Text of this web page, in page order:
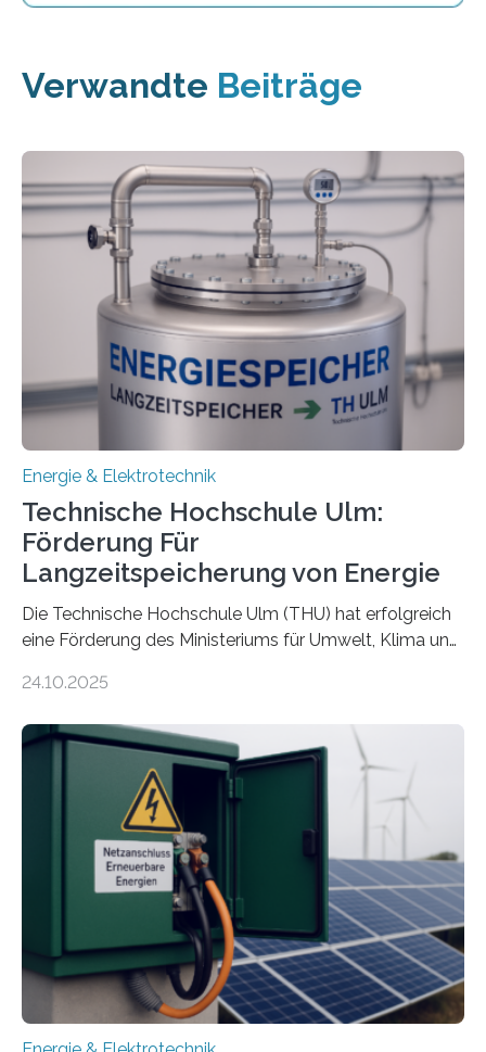
Verwandte Beiträge
Energie & Elektrotechnik
Technische Hochschule Ulm:
Förderung Für
Langzeitspeicherung von Energie
Die Technische Hochschule Ulm (THU) hat erfolgreich
eine Förderung des Ministeriums für Umwelt, Klima und
Forschungsprojekt „LAGER – Langzeitspeicherung in
Quartieren“ eingeworben. Ziel des Projekts ist die
Entwicklung, Erprobung und Demonstration von
Konzepten zur langfristigen Energiespeicherung in
sektorübergreifend vernetzten Energiesystemen. Das
Projekt startete am 15. Oktober 2025, hat eine Laufzeit
von drei Jahren und ein Gesamtvolumen von rund 2,9
Millionen Euro, wovon 2,6 Millionen Euro durch das
Ministerium für Umwelt, Klima und…
24.10.2025